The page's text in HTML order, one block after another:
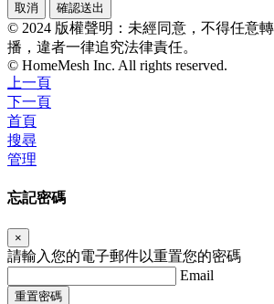
取消 確認送出
© 2024 版權聲明：未經同意，不得任意
播，違者一律追究法律責任。
© HomeMesh Inc. All rights reserved.
上一頁
下一頁
首頁
搜尋
管理
忘記密碼
×
請輸入您的電子郵件以重置您的密碼
Email
重置密碼